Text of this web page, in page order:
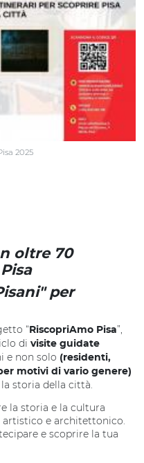
2025
oltre 70
per
“ RiscopriAmo Pisa”,
di visite guidate
e non solo (residenti,
motivi di vario genere)
storia della città.
la storia e la cultura
artistico e architettonico.
e scoprire la tua